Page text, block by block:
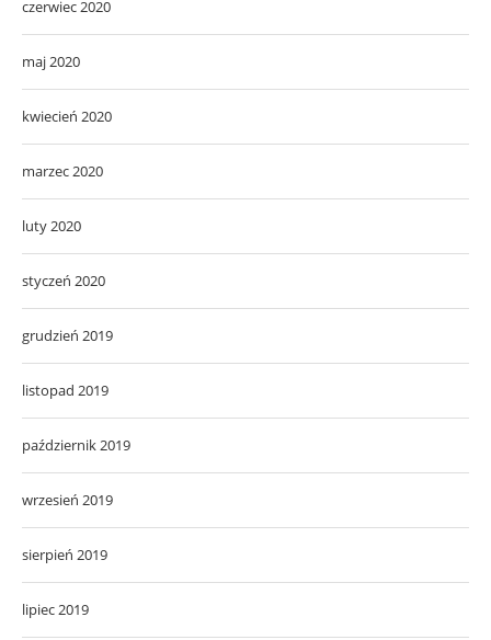
czerwiec 2020
maj 2020
kwiecień 2020
marzec 2020
luty 2020
styczeń 2020
grudzień 2019
listopad 2019
październik 2019
wrzesień 2019
sierpień 2019
lipiec 2019